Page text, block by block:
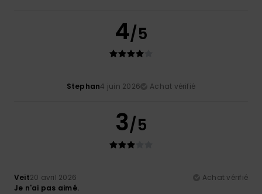
4/5
Stephan4 juin 2026 Achat vérifié
3/5
Veit20 avril 2026
Achat vérifié
Je n'ai pas aimé.